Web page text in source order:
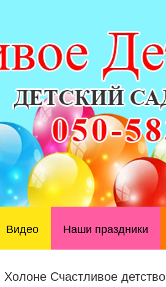
Видео Наши праздники
Холоне Счастливое детство